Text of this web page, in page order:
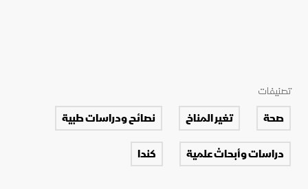
تصنيفات
صحة تغير المناخ
نصائح ودراسات طبية
دراسات وأبحاث علمية
كندا